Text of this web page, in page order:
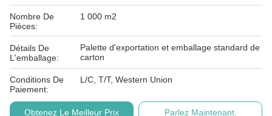
Nombre De
Pièces:
1 000 m2
Détails De
L'emballage:
Palette d'exportation et emballage standard de
carton
Conditions De
Paiement:
L/C, T/T, Western Union
Obtenez Le Meilleur Prix Parlez Maintenant.